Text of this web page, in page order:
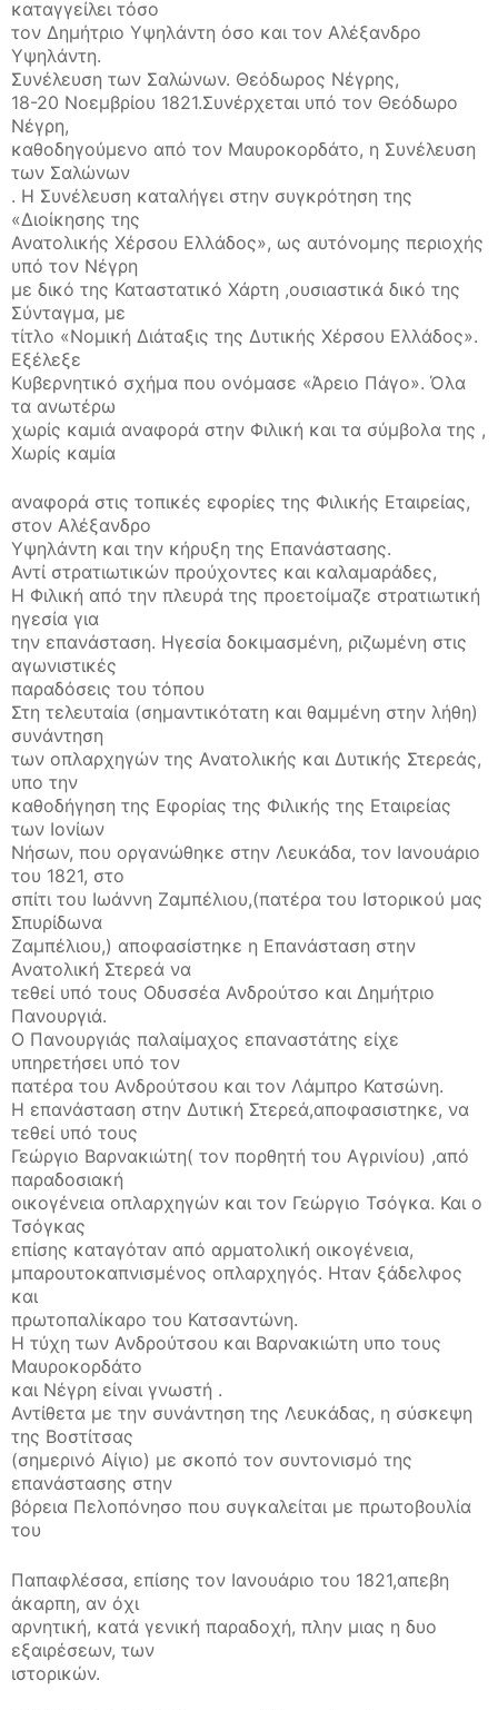
καταγγείλει τόσο
τον Δημήτριο Υψηλάντη όσο και τον Αλέξανδρο
Υψηλάντη.
Συνέλευση των Σαλώνων. Θεόδωρος Νέγρης,
18-20 Νοεμβρίου 1821.Συνέρχεται υπό τον Θεόδωρο
Νέγρη,
καθοδηγούμενο από τον Μαυροκορδάτο, η Συνέλευση
των Σαλώνων
. Η Συνέλευση καταλήγει στην συγκρότηση της
«Διοίκησης της
Ανατολικής Χέρσου Ελλάδος», ως αυτόνομης περιοχής
υπό τον Νέγρη
με δικό της Καταστατικό Χάρτη ,ουσιαστικά δικό της
Σύνταγμα, με
τίτλο «Νομική Διάταξις της Δυτικής Χέρσου Ελλάδος».
Εξέλεξε
Κυβερνητικό σχήμα που ονόμασε «Άρειο Πάγο». Όλα
τα ανωτέρω
χωρίς καμιά αναφορά στην Φιλική και τα σύμβολα της ,
Χωρίς καμία
αναφορά στις τοπικές εφορίες της Φιλικής Εταιρείας,
στον Αλέξανδρο
Υψηλάντη και την κήρυξη της Επανάστασης.
Αντί στρατιωτικών προύχοντες και καλαμαράδες,
Η Φιλική από την πλευρά της προετοίμαζε στρατιωτική
ηγεσία για
την επανάσταση. Ηγεσία δοκιμασμένη, ριζωμένη στις
αγωνιστικές
παραδόσεις του τόπου
Στη τελευταία (σημαντικότατη και θαμμένη στην λήθη)
συνάντηση
των οπλαρχηγών της Ανατολικής και Δυτικής Στερεάς,
υπο την
καθοδήγηση της Εφορίας της Φιλικής της Εταιρείας
των Ιονίων
Νήσων, που οργανώθηκε στην Λευκάδα, τον Ιανουάριο
του 1821, στο
σπίτι του Ιωάννη Ζαμπέλιου,(πατέρα του Ιστορικού μας
Σπυρίδωνα
Ζαμπέλιου,) αποφασίστηκε η Επανάσταση στην
Ανατολική Στερεά να
τεθεί υπό τους Οδυσσέα Ανδρούτσο και Δημήτριο
Πανουργιά.
Ο Πανουργιάς παλαίμαχος επαναστάτης είχε
υπηρετήσει υπό τον
πατέρα του Ανδρούτσου και τον Λάμπρο Κατσώνη.
Η επανάσταση στην Δυτική Στερεά,αποφασιστηκε, να
τεθεί υπό τους
Γεώργιο Βαρνακιώτη( τον πορθητή του Αγρινίου) ,από
παραδοσιακή
οικογένεια οπλαρχηγών και τον Γεώργιο Τσόγκα. Και ο
Τσόγκας
επίσης καταγόταν από αρματολική οικογένεια,
μπαρουτοκαπνισμένος οπλαρχηγός. Ηταν ξάδελφος
και
πρωτοπαλίκαρο του Κατσαντώνη.
Η τύχη των Ανδρούτσου και Βαρνακιώτη υπο τους
Μαυροκορδάτο
και Νέγρη είναι γνωστή .
Αντίθετα με την συνάντηση της Λευκάδας, η σύσκεψη
της Βοστίτσας
(σημερινό Αίγιο) με σκοπό τον συντονισμό της
επανάστασης στην
βόρεια Πελοπόνησο που συγκαλείται με πρωτοβουλία
του
Παπαφλέσσα, επίσης τον Ιανουάριο του 1821,απεβη
άκαρπη, αν όχι
αρνητική, κατά γενική παραδοχή, πλην μιας η δυο
εξαιρέσεων, των
ιστορικών.